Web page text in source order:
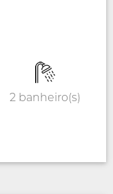
2 banheiro(s)